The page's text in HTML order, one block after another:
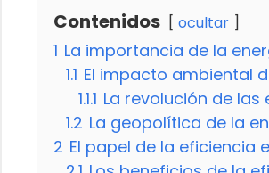
Contenidos ocultar
1 La importancia de la
1.1 El impacto ambiental
1.1.1 La revolución de
1.2 La geopolítica de la
2 El papel de la eficiencia